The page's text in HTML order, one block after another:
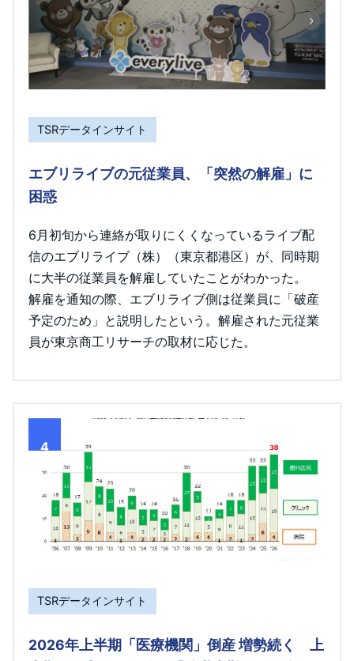
TSRデータインサイト
エブリライブの元従業員、「突然の解雇」に
困惑
6月初旬から連絡が取りにくくなっているライブ配
信のエブリライブ（株）（東京都港区）が、同時期
に大半の従業員を解雇していたことがわかった。
解雇を通知の際、エブリライブ側は従業員に「破産
予定のため」と説明したという。解雇された元従業
員が東京商工リサーチの取材に応じた。
4
TSRデータインサイト
2026年上半期「医療機関」倒産 増勢続く 上